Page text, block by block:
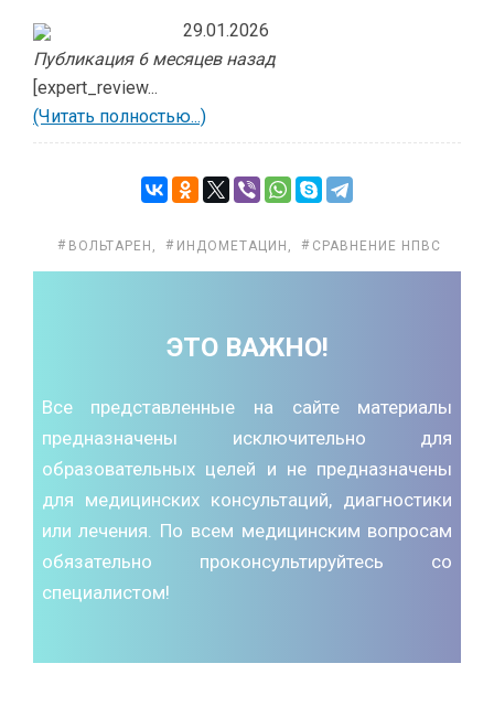
29.01.2026
Публикация 6 месяцев назад
[expert_review...
(Читать полностью...)
ВОЛЬТАРЕН , ИНДОМЕТАЦИН , СРАВНЕНИЕ НПВС
ЭТО ВАЖНО!
Все представленные на сайте материалы
предназначены исключительно для
образовательных целей и не предназначены
для медицинских консультаций, диагностики
или лечения. По всем медицинским вопросам
обязательно проконсультируйтесь со
специалистом!